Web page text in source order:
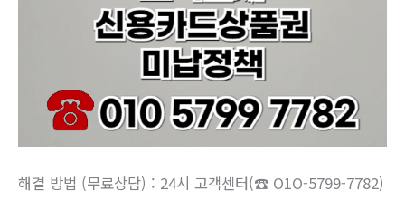
해결 방법 (무료상담) : 24시 고객센터(☎ O1O-5799-7782)